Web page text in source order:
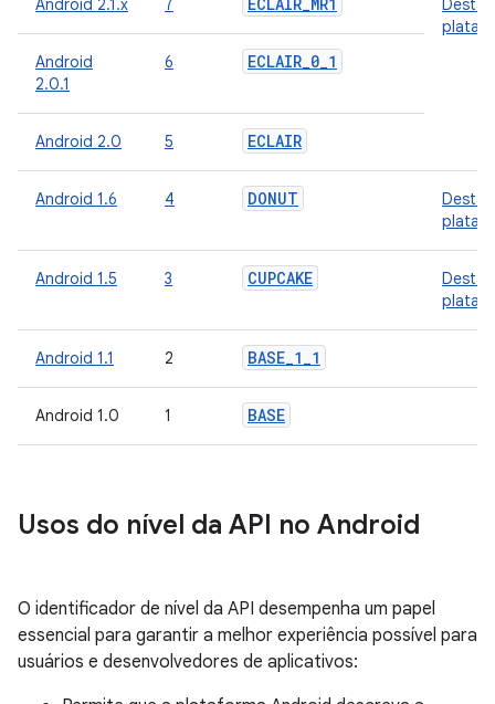
Android 2.1.x 7
Android
2.0.1
6 ECLAIR_0_1
Android 2.0 5 ECLAIR
Android 1.6 4 DONUT
Android 1.5 3 CUPCAKE
Android 1.1 2 BASE_1_1
Android 1.0 1 BASE
Usos do nível da API no Android
O identificador de nível da API desempenha um papel
essencial para garantir a melhor experiência possível para
usuários e desenvolvedores de aplicativos: